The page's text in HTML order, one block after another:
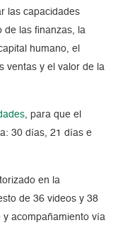
las capacidades
de las finanzas, la
humano, el
ventas y el valor de la
, para que el
30 días, 21 días e
en la
de 36 videos y 38
y acompañamiento vía